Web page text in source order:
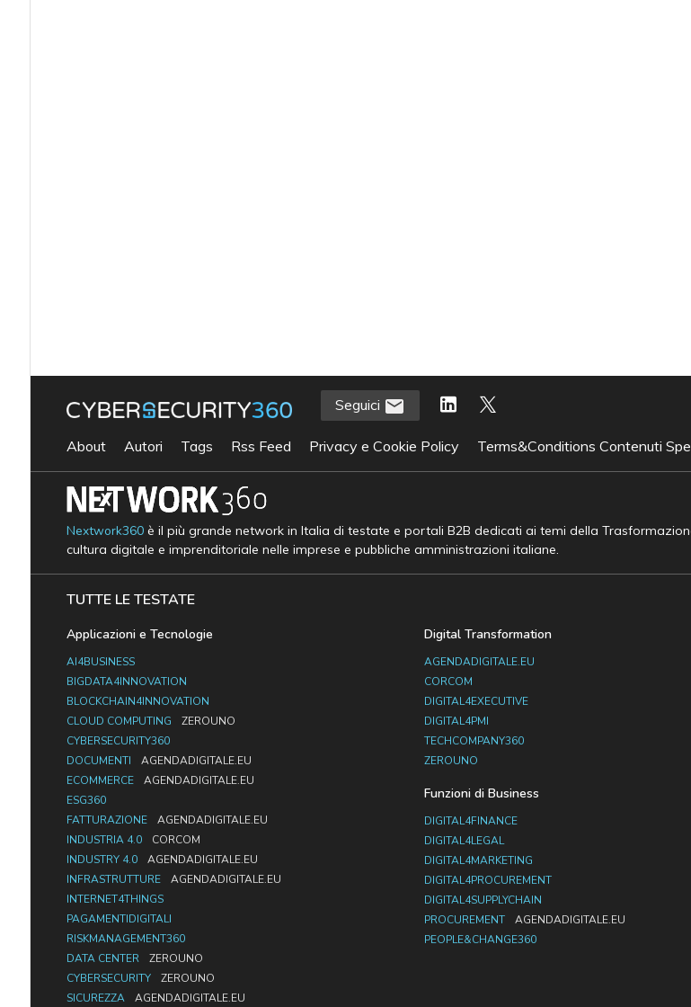
Seguici
About Autori Tags Rss Feed Privacy e Cookie Policy Terms&Conditions Contenuti
Nextwork360è il più grande network in Italia di testate e portali B2B dedicati ai temi della
cultura digitale e imprenditoriale nelle imprese e pubbliche amministrazioni italiane.
TUTTE LE TESTATE
Applicazioni e Tecnologie
AI4BUSINESS
BIGDATA4INNOVATION
BLOCKCHAIN4INNOVATION
CLOUD COMPUTING
ZEROUNO
CYBERSECURITY360
DOCUMENTI
AGENDADIGITALE.EU
ECOMMERCE
AGENDADIGITALE.EU
ESG360
FATTURAZIONE
AGENDADIGITALE.EU
INDUSTRIA 4.0
CORCOM
INDUSTRY 4.0
AGENDADIGITALE.EU
INFRASTRUTTURE
AGENDADIGITALE.EU
INTERNET4THINGS
PAGAMENTIDIGITALI
RISKMANAGEMENT360
DATA CENTER
ZEROUNO
CYBERSECURITY
ZEROUNO
SICUREZZA
AGENDADIGITALE.EU
Digital Transformation
AGENDADIGITALE.EU
CORCOM
DIGITAL4EXECUTIVE
DIGITAL4PMI
TECHCOMPANY360
ZEROUNO
Funzioni di Business
DIGITAL4FINANCE
DIGITAL4LEGAL
DIGITAL4MARKETING
DIGITAL4PROCUREMENT
DIGITAL4SUPPLYCHAIN
PROCUREMENT
AGENDADIGITALE.EU
PEOPLE&CHANGE360